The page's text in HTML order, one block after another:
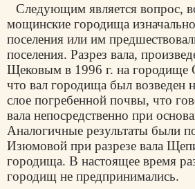
Следующим является вопрос,
мощинские городища
поселения или им
поселения. Разрез вала,
Щековым в 1996 г. на городище
что вал городища был возведен
слое погребенной почвы, что
вала непосредственно при
Аналогичные результаты были
Изюмовой при разрезе вала
городища. В настоящее время
городищ не предпринимались.